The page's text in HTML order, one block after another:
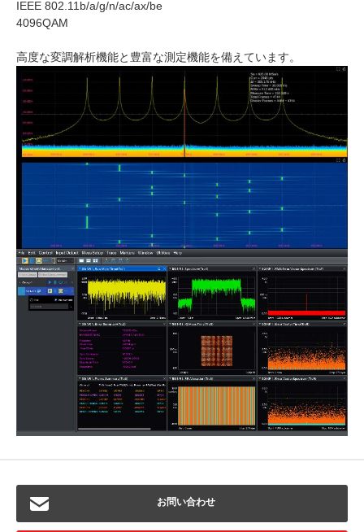
IEEE 802.11b/a/g/n/ac/ax/be
4096QAM
高度な変調解析機能と豊富な測定機能を備えています。
お問い合わせ